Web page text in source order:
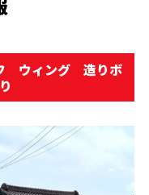
ウィング 造りボ